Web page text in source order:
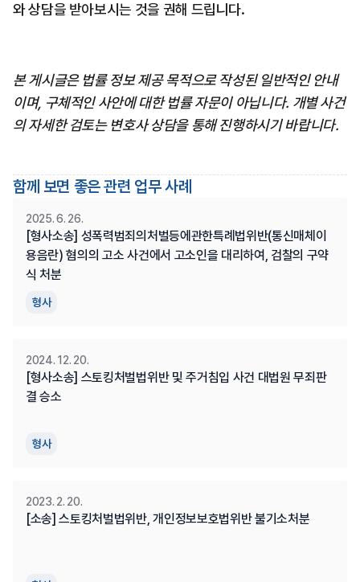
와 상담을 받아보시는 것을 권해 드립니다.
본 게시글은 법률 정보 제공 목적으로 작성된 일반적인 안내
이며, 구체적인 사안에 대한 법률 자문이 아닙니다. 개별 사건
의 자세한 검토는 변호사 상담을 통해 진행하시기 바랍니다.
함께 보면 좋은 관련 업무 사례
형사
[형사소송] 성폭력범죄의처벌등에관한특례법위반(통신매체이
용음란) 혐의의 고소 사건에서 고소인을 대리하여, 검찰의 구약
식 처분
2025. 6. 26.
형사
[형사소송] 스토킹처벌법위반 및 주거침입 사건 대법원 무죄판
결 승소
2024. 12. 20.
[소송] 스토킹처벌법위반, 개인정보보호법위반 불기소처분
2023. 2. 20.